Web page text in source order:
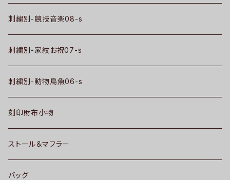
刺繍別-競技音楽08-s
刺繍別-家紋お祝07-s
刺繍別-動物鳥魚06-s
刻印財布小物
ストール＆マフラー
バッグ